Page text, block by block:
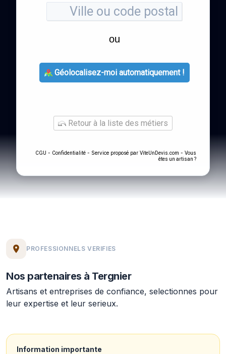
ou
Géolocalisez-moi automatiquement !
Retour à la liste des métiers
CGU - Confidentialité - Service proposé par ViteUnDevis.com - Vous
êtes un artisan ?
PROFESSIONNELS VERIFIES
Nos partenaires à Tergnier
Artisans et entreprises de confiance, selectionnes pour
leur expertise et leur serieux.
Information importante